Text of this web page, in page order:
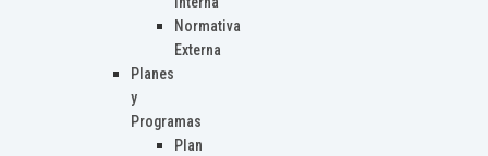
Normativa
Externa
Planes
y
Programas
Plan